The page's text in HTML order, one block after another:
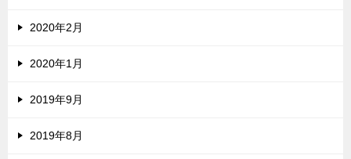
2020年2月
2020年1月
2019年9月
2019年8月